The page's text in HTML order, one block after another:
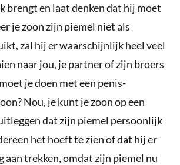
brengt en laat denken dat hij moet
je zoon zijn piemel niet als
zal hij er waarschijnlijk heel veel
naar jou, je partner of zijn broers
je doen met een penis-
Nou, je kunt je zoon op een
dat zijn piemel persoonlijk
het hoeft te zien of dat hij er
aan trekken, omdat zijn piemel nu